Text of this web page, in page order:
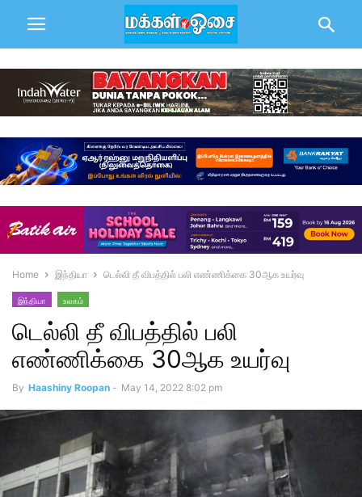
Home இந்தியா டெல்லி தீ விபத்தில் பலி எண்ணிக்கை 30ஆக உயர்வு
இந்தியா உலகம்
டெல்லி தீ விபத்தில் பலி
எண்ணிக்கை 30ஆக உயர்வு
By Haashiny Roopan - May 14, 2022 8:02 pm